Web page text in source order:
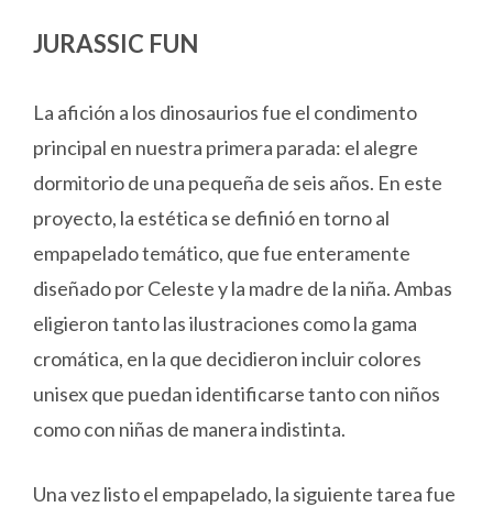
JURASSIC FUN
La afición a los dinosaurios fue el condimento
principal en nuestra primera parada: el alegre
dormitorio de una pequeña de seis años. En este
proyecto, la estética se definió en torno al
empapelado temático, que fue enteramente
diseñado por Celeste y la madre de la niña. Ambas
eligieron tanto las ilustraciones como la gama
cromática, en la que decidieron incluir colores
unisex que puedan identificarse tanto con niños
como con niñas de manera indistinta.
Una vez listo el empapelado, la siguiente tarea fue